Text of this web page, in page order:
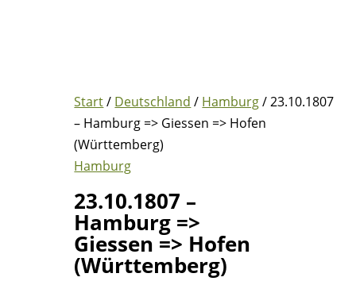
Start/ Deutschland / Hamburg/ 23.10.1807
– Hamburg => Giessen => Hofen
(Württemberg)
Hamburg
23.10.1807 –
Hamburg =>
Giessen => Hofen
(Württemberg)